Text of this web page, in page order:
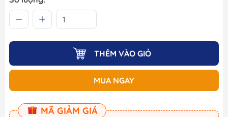
THÊM VÀO GIỎ
MUA NGAY
MÃ GIẢM GIÁ